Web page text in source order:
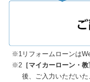
※1 リフォームローンは
※2 ［マイカーローン・
後、ご入力いただい